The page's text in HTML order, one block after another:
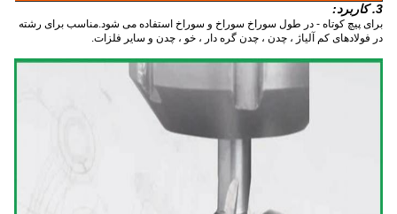
3. کاربرد:
برای پیچ کوتاه - در طول سوراخ سوراخ و سوراخ استفاده می شود.مناسب برای رشته
در فولادهای کم آلیاژ ، چدن ، چدن گره دار ، خو ، چدن و ​​سایر فلزات.